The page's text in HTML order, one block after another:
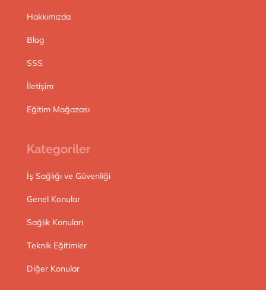
Hakkımızda
Blog
SSS
İletişim
Eğitim Mağazası
Kategoriler
İş Sağlığı ve Güvenliği
Genel Konular
Sağlık Konuları
Teknik Eğitimler
Diğer Konular